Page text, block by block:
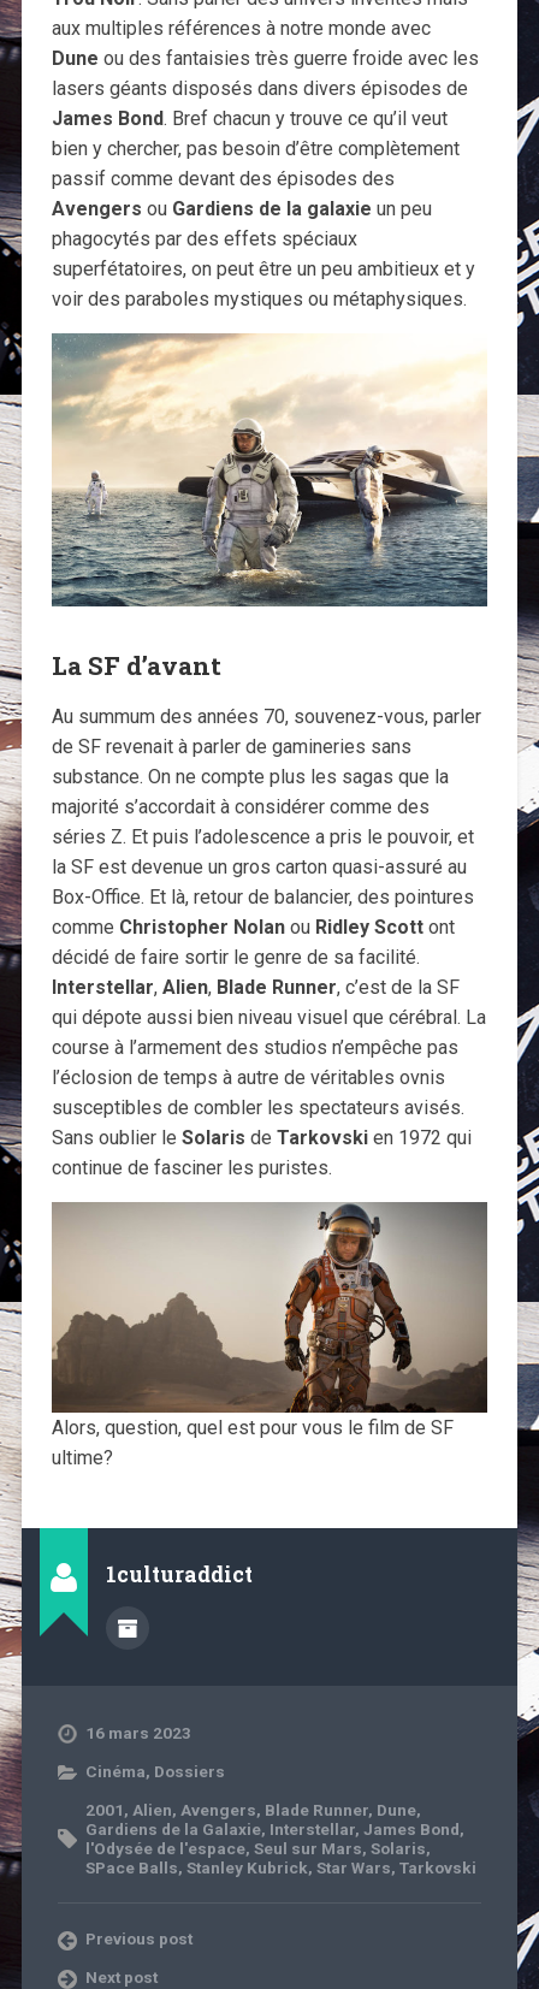
aux multiples références à notre monde avec
Dune ou des fantaisies très guerre froide avec les
lasers géants disposés dans divers épisodes de
James Bond. Bref chacun y trouve ce qu’il veut
bien y chercher, pas besoin d’être complètement
passif comme devant des épisodes des
Avengers ou Gardiens de la galaxie un peu
phagocytés par des effets spéciaux
superfétatoires, on peut être un peu ambitieux et y
voir des paraboles mystiques ou métaphysiques.
La SF d’avant
Au summum des années 70, souvenez-vous, parler
de SF revenait à parler de gamineries sans
substance. On ne compte plus les sagas que la
majorité s’accordait à considérer comme des
séries Z. Et puis l’adolescence a pris le pouvoir, et
la SF est devenue un gros carton quasi-assuré au
Box-Office. Et là, retour de balancier, des pointures
comme Christopher Nolanou Ridley Scott ont
décidé de faire sortir le genre de sa facilité.
Interstellar, Alien, Blade Runner, c’est de la SF
qui dépote aussi bien niveau visuel que cérébral. La
course à l’armement des studios n’empêche pas
l’éclosion de temps à autre de véritables ovnis
susceptibles de combler les spectateurs avisés.
Sans oublier le Solaris de Tarkovski en 1972 qui
continue de fasciner les puristes.
Alors, question, quel est pour vous le film de SF
ultime?
1culturaddict
16 mars 2023
Cinéma, Dossiers
2001, Alien, Avengers, Blade Runner, Dune,
Gardiens de la Galaxie, Interstellar, James Bond,
l'Odysée de l'espace, Seul sur Mars, Solaris,
SPace Balls, Stanley Kubrick, Star Wars, Tarkovski
Previous post
Next post